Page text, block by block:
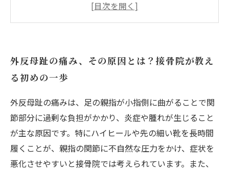
痛みが悪化する前にできるセルフケアと接骨院
みを軽減する
症状予防と改善へ！日常生活に取り入れたい外
反母趾ケアの極意
接骨院で解説：外反母趾の痛み原因と専門的な
緩和法まとめ
外反母趾の痛みを理解し、快適な足元を取り戻
すための完全ガイド
外反母趾の痛み、その原因とは？接骨院が教え
る初めの一歩
外反母趾の痛みは、足の親指が小指側に曲がることで関
節部分に過剰な負担がかかり、炎症や腫れが生じること
が主な原因です。特にハイヒールや先の細い靴を長時間
履くことが、親指の関節に不自然な圧力をかけ、症状を
悪化させやすいと接骨院では考えられています。また、